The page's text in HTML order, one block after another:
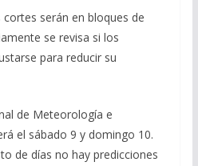
serán en bloques de
se revisa si los
para reducir su
de Meteorología e
el sábado 9 y domingo 10.
de días no hay predicciones